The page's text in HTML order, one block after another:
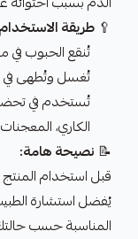
🥄 طريقة
تُنقع الحبوب في ماء
تُغسل وتُطهى في
تُستخدم في
الكاري،
📝 نصيحة هامة:
قبل استخدام
يُفضل استشارة
المناسبة حسب